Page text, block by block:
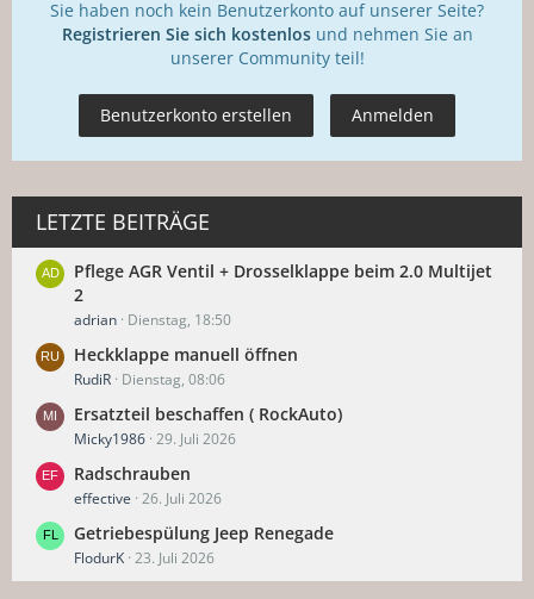
Sie haben noch kein Benutzerkonto auf unserer Seite?
Registrieren Sie sich kostenlosund nehmen Sie an
unserer Community teil!
Benutzerkonto erstellen Anmelden
LETZTE BEITRÄGE
Pflege AGR Ventil + Drosselklappe beim 2.0 Multijet
2
adrian Dienstag, 18:50
Heckklappe manuell öffnen
RudiR Dienstag, 08:06
Ersatzteil beschaffen ( RockAuto)
Micky1986 29. Juli 2026
Radschrauben
effective 26. Juli 2026
Getriebespülung Jeep Renegade
FlodurK 23. Juli 2026